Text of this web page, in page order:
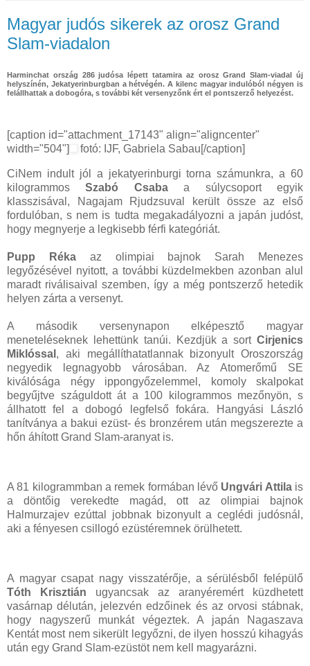
Magyar judós sikerek az orosz Grand
Slam-viadalon
Harminchat ország 286 judósa lépett tatamira az orosz Grand Slam-viadal új
helyszínén, Jekatyerinburgban a hétvégén. A kilenc magyar indulóból négyen is
felállhattak a dobogóra, s további két versenyzőnk ért el pontszerző helyezést.
[caption id="attachment_17143" align="aligncenter"
width="504"]
fotó: IJF, Gabriela Sabau[/caption]
CiNem indult jól a jekatyerinburgi torna számunkra, a 60
kilogrammosSzabó Csabaa súlycsoport egyik
klasszisával, Nagajam Rjudzsuval került össze az első
fordulóban, s nem is tudta megakadályozni a japán judóst,
hogy megnyerje a legkisebb férfi kategóriát.
Pupp Rékaaz olimpiai bajnok Sarah Menezes
legyőzésével nyitott, a további küzdelmekben azonban alul
maradt riválisaival szemben, így a még pontszerző hetedik
helyen zárta a versenyt.
A második versenynapon elképesztő magyar
meneteléseknek lehettünk tanúi. Kezdjük a sort Cirjenics
Miklóssal , aki megállíthatatlannak bizonyult Oroszország
negyedik legnagyobb városában. Az Atomerőmű SE
kiválósága négy ippongyőzelemmel, komoly skalpokat
begyűjtve száguldott át a 100 kilogrammos mezőnyön, s
állhatott fel a dobogó legfelső fokára. Hangyási László
tanítványa a bakui ezüst- és bronzérem után megszerezte a
hőn áhított Grand Slam-aranyat is.
A 81 kilogrammban a remek formában lévő Ungvári Attilais
a döntőig verekedte magád, ott az olimpiai bajnok
Halmurzajev ezúttal jobbnak bizonyult a ceglédi judósnál,
aki a fényesen csillogó ezüstéremnek örülhetett.
A magyar csapat nagy visszatérője, a sérülésből felépülő
Tóth Krisztián ugyancsak az aranyéremért küzdhetett
vasárnap délután, jelezvén edzőinek és az orvosi stábnak,
hogy nagyszerű munkát végeztek. A japán Nagaszava
Kentát most nem sikerült legyőzni, de ilyen hosszú kihagyás
után egy Grand Slam-ezüstöt nem kell magyarázni.